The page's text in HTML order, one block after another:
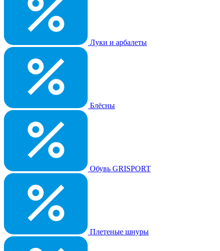
Луки и арбалеты
Блёсны
Обувь GRISPORT
Плетеные шнуры